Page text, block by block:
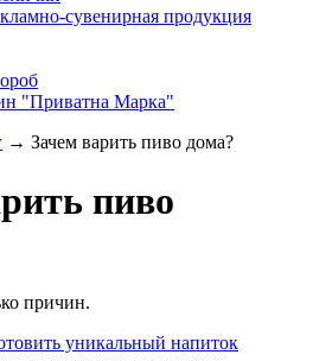
сувенирная продукция
"Приватна Марка"
→ ​​Зачем варить пиво дома?
пиво
причин.
уникальный напиток